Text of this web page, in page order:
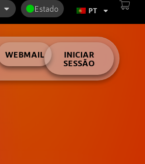
Estado PT
WEBMAIL
INICIAR
SESSÃO